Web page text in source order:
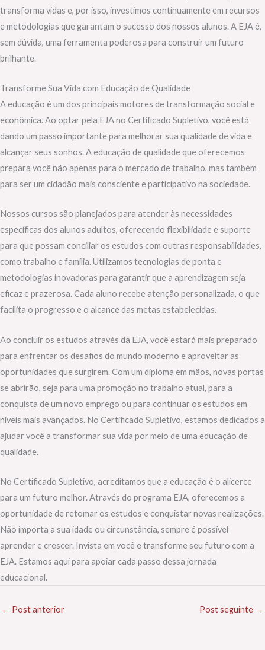
transforma vidas e, por isso, investimos continuamente em recursos
e metodologias que garantam o sucesso dos nossos alunos. A EJA é,
sem dúvida, uma ferramenta poderosa para construir um futuro
brilhante.
Transforme Sua Vida com Educação de Qualidade
A educação é um dos principais motores de transformação social e
econômica. Ao optar pela EJA no Certificado Supletivo, você está
dando um passo importante para melhorar sua qualidade de vida e
alcançar seus sonhos. A educação de qualidade que oferecemos
prepara você não apenas para o mercado de trabalho, mas também
para ser um cidadão mais consciente e participativo na sociedade.
Nossos cursos são planejados para atender às necessidades
específicas dos alunos adultos, oferecendo flexibilidade e suporte
para que possam conciliar os estudos com outras responsabilidades,
como trabalho e família. Utilizamos tecnologias de ponta e
metodologias inovadoras para garantir que a aprendizagem seja
eficaz e prazerosa. Cada aluno recebe atenção personalizada, o que
facilita o progresso e o alcance das metas estabelecidas.
Ao concluir os estudos através da EJA, você estará mais preparado
para enfrentar os desafios do mundo moderno e aproveitar as
oportunidades que surgirem. Com um diploma em mãos, novas portas
se abrirão, seja para uma promoção no trabalho atual, para a
conquista de um novo emprego ou para continuar os estudos em
níveis mais avançados. No Certificado Supletivo, estamos dedicados a
ajudar você a transformar sua vida por meio de uma educação de
qualidade.
No Certificado Supletivo, acreditamos que a educação é o alicerce
para um futuro melhor. Através do programa EJA, oferecemos a
oportunidade de retomar os estudos e conquistar novas realizações.
Não importa a sua idade ou circunstância, sempre é possível
aprender e crescer. Invista em você e transforme seu futuro com a
EJA. Estamos aqui para apoiar cada passo dessa jornada
educacional.
← Post anterior Post seguinte →